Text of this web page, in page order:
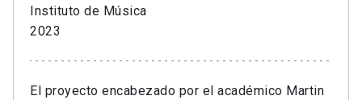
Instituto de Música
2023
El proyecto encabezado por el académico Martin